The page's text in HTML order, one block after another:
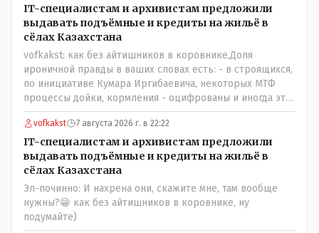
всесильного Розинова целый холдинг и теперь против
президента выступает! Вот ни капельки ему не поверю,
что он действует в интересах страны, про народ уже и
не говорю! Опять какие то закулисные игры?
IT-специалистам и архивистам предложили
выдавать подъёмные и кредиты на жильё в
сёлах Казахстана
vofkakst: как без айтишников в коровнике,Доля
ироничной правды в ваших словах есть: - в строящихся,
по инициативе Кумара Иргибаевича, некоторых МТФ
процессы дойки, кормления - оцифрованы и иногда эти
программы дают сбой - и тогда они нужны, хотя я
насколько в курсе своей комьютерной безграмотности
- все эти вопросы можно решать и устранять эти сбои и
удалённо - лёжа на диване, в городе. Но, этих
современных и оцифрованных МТФ критично мало для
массового переезда лохматых и обкуренных молодых
ребят из города в село, да и те МТФ я по опыту
подозреваю, скоро перейдут на обслуживание с
помошью кувалды, китайского скотча, алюминевой
vofkakst 7 августа 2026 г. в 22:22
IT-специалистам и архивистам предложили
выдавать подъёмные и кредиты на жильё в
сёлах Казахстана
Эл-починно: И нахрена они, скажите мне, там вообще
нужны?😁 как без айтишников в коровнике, ну
подумайте)